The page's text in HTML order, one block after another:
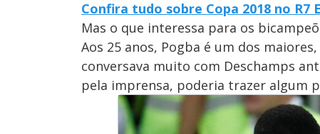
Confira tudo sobre Copa 2018 no R7
Mas o que interessa para os
Aos 25 anos, Pogba é um dos
conversava muito com Deschamps
pela imprensa, poderia trazer algum